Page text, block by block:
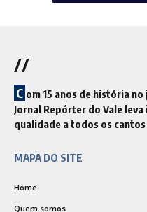
//
C om 15 anos de história
Jornal Repórter do Vale
qualidade a todos os
MAPA DO SITE
Home
Quem somos